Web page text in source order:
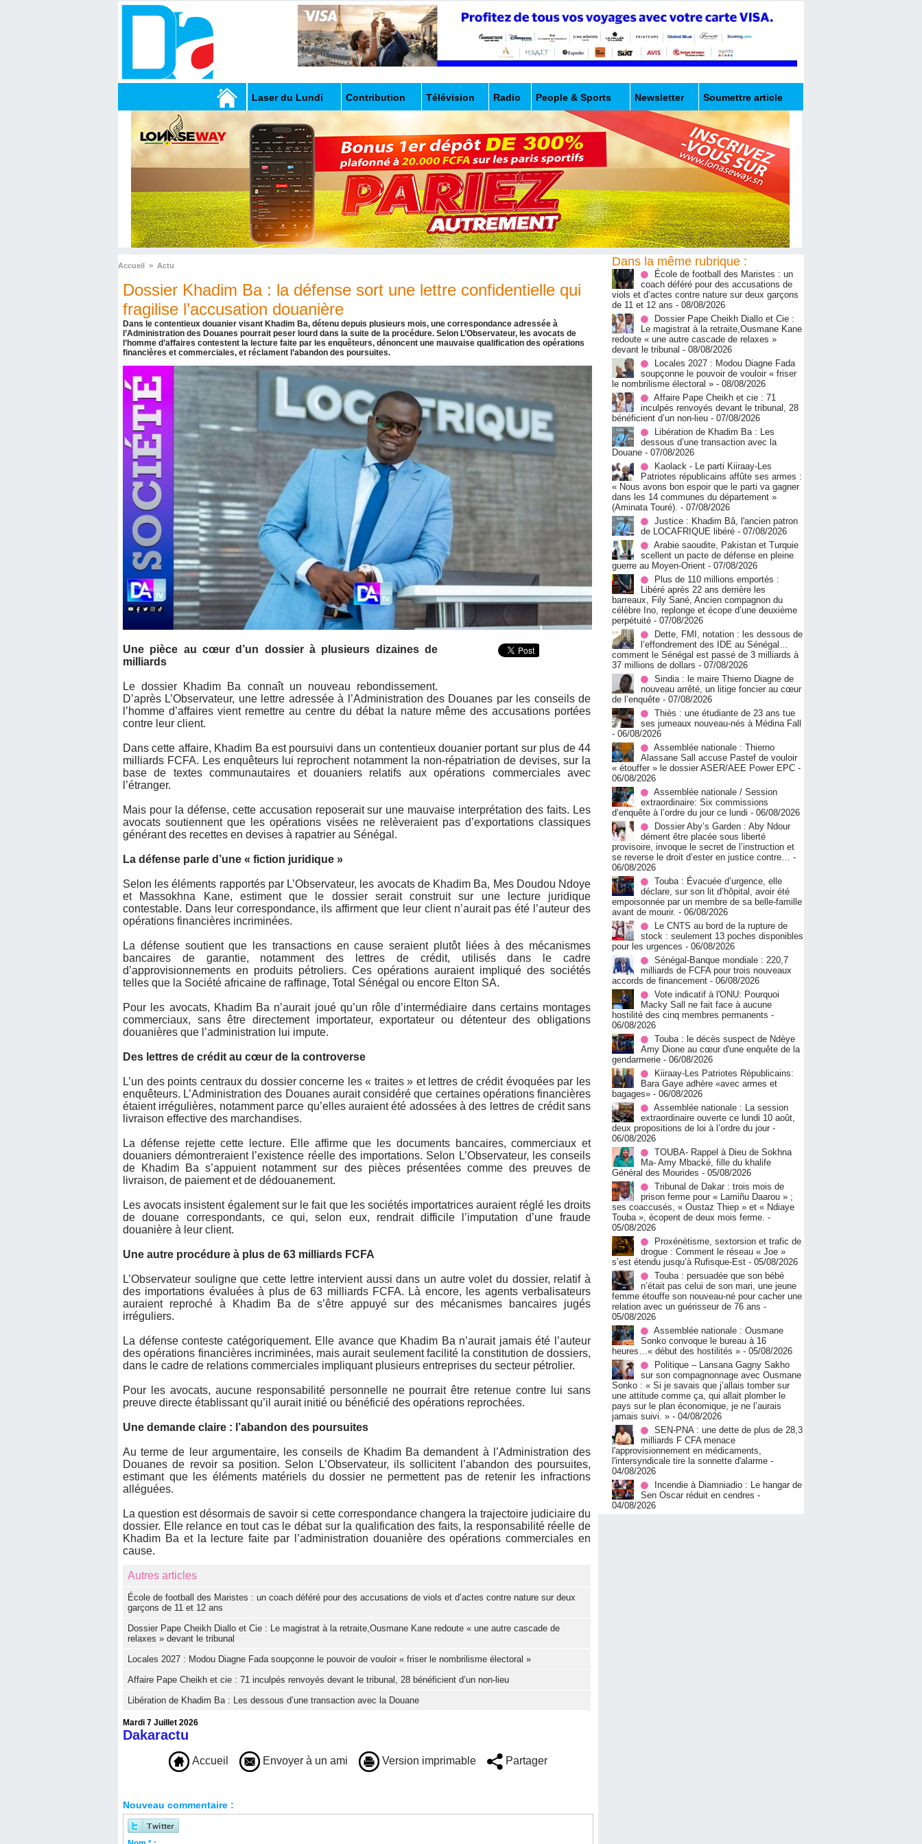
Laser du Lundi Contribution Télévision Radio People & Sports Newsletter Soumettre article
Accueil > Actu
Dossier Khadim Ba : la défense sort une lettre confidentielle qui
fragilise l’accusation douanière
Dans le contentieux douanier visant Khadim Ba, détenu depuis plusieurs mois, une correspondance adressée à
l’Administration des Douanes pourrait peser lourd dans la suite de la procédure. Selon L’Observateur, les avocats de
l’homme d’affaires contestent la lecture faite par les enquêteurs, dénoncent une mauvaise qualification des opérations
financières et commerciales, et réclament l’abandon des poursuites.
Une pièce au cœur d’un dossier à plusieurs dizaines de
milliards
Le dossier Khadim Ba connaît un nouveau rebondissement.
D’après L’Observateur, une lettre adressée à l’Administration des Douanes par les conseils de
l’homme d’affaires vient remettre au centre du débat la nature même des accusations portées
contre leur client.
Dans cette affaire, Khadim Ba est poursuivi dans un contentieux douanier portant sur plus de 44
milliards FCFA. Les enquêteurs lui reprochent notamment la non-répatriation de devises, sur la
base de textes communautaires et douaniers relatifs aux opérations commerciales avec
l’étranger.
Mais pour la défense, cette accusation reposerait sur une mauvaise interprétation des faits. Les
avocats soutiennent que les opérations visées ne relèveraient pas d’exportations classiques
générant des recettes en devises à rapatrier au Sénégal.
La défense parle d’une « fiction juridique »
Selon les éléments rapportés par L’Observateur, les avocats de Khadim Ba, Mes Doudou Ndoye
et Massokhna Kane, estiment que le dossier serait construit sur une lecture juridique
contestable. Dans leur correspondance, ils affirment que leur client n’aurait pas été l’auteur des
opérations financières incriminées.
La défense soutient que les transactions en cause seraient plutôt liées à des mécanismes
bancaires de garantie, notamment des lettres de crédit, utilisés dans le cadre
d’approvisionnements en produits pétroliers. Ces opérations auraient impliqué des sociétés
telles que la Société africaine de raffinage, Total Sénégal ou encore Elton SA.
Pour les avocats, Khadim Ba n’aurait joué qu’un rôle d’intermédiaire dans certains montages
commerciaux, sans être directement importateur, exportateur ou détenteur des obligations
douanières que l’administration lui impute.
Des lettres de crédit au cœur de la controverse
L’un des points centraux du dossier concerne les « traites » et lettres de crédit évoquées par les
enquêteurs. L’Administration des Douanes aurait considéré que certaines opérations financières
étaient irrégulières, notamment parce qu’elles auraient été adossées à des lettres de crédit sans
livraison effective des marchandises.
La défense rejette cette lecture. Elle affirme que les documents bancaires, commerciaux et
douaniers démontreraient l’existence réelle des importations. Selon L’Observateur, les conseils
de Khadim Ba s’appuient notamment sur des pièces présentées comme des preuves de
livraison, de paiement et de dédouanement.
Les avocats insistent également sur le fait que les sociétés importatrices auraient réglé les droits
de douane correspondants, ce qui, selon eux, rendrait difficile l’imputation d’une fraude
douanière à leur client.
Une autre procédure à plus de 63 milliards FCFA
L’Observateur souligne que cette lettre intervient aussi dans un autre volet du dossier, relatif à
des importations évaluées à plus de 63 milliards FCFA. Là encore, les agents verbalisateurs
auraient reproché à Khadim Ba de s’être appuyé sur des mécanismes bancaires jugés
irréguliers.
La défense conteste catégoriquement. Elle avance que Khadim Ba n’aurait jamais été l’auteur
des opérations financières incriminées, mais aurait seulement facilité la constitution de dossiers,
dans le cadre de relations commerciales impliquant plusieurs entreprises du secteur pétrolier.
Pour les avocats, aucune responsabilité personnelle ne pourrait être retenue contre lui sans
preuve directe établissant qu’il aurait initié ou bénéficié des opérations reprochées.
Une demande claire : l’abandon des poursuites
Au terme de leur argumentaire, les conseils de Khadim Ba demandent à l’Administration des
Douanes de revoir sa position. Selon L’Observateur, ils sollicitent l’abandon des poursuites,
estimant que les éléments matériels du dossier ne permettent pas de retenir les infractions
alléguées.
La question est désormais de savoir si cette correspondance changera la trajectoire judiciaire du
dossier. Elle relance en tout cas le débat sur la qualification des faits, la responsabilité réelle de
Khadim Ba et la lecture faite par l’administration douanière des opérations commerciales en
cause.
Autres articles
École de football des Maristes : un coach déféré pour des accusations de viols et d’actes contre nature sur deux
garçons de 11 et 12 ans
Dossier Pape Cheikh Diallo et Cie : Le magistrat à la retraite,Ousmane Kane redoute « une autre cascade de
relaxes » devant le tribunal
Locales 2027 : Modou Diagne Fada soupçonne le pouvoir de vouloir « friser le nombrilisme électoral »
Affaire Pape Cheikh et cie : 71 inculpés renvoyés devant le tribunal, 28 bénéficient d’un non-lieu
Libération de Khadim Ba : Les dessous d’une transaction avec la Douane
Mardi 7 Juillet 2026
Dakaractu
Accueil Envoyer à un ami Version imprimable Partager
Nouveau commentaire :
Dans la même rubrique :
École de football des Maristes : un
coach déféré pour des accusations de
viols et d’actes contre nature sur deux garçons
de 11 et 12 ans - 08/08/2026
Dossier Pape Cheikh Diallo et Cie :
Le magistrat à la retraite,Ousmane Kane
redoute « une autre cascade de relaxes »
devant le tribunal - 08/08/2026
Locales 2027 : Modou Diagne Fada
soupçonne le pouvoir de vouloir « friser
le nombrilisme électoral » - 08/08/2026
Affaire Pape Cheikh et cie : 71
inculpés renvoyés devant le tribunal, 28
bénéficient d’un non-lieu - 07/08/2026
Libération de Khadim Ba : Les
dessous d’une transaction avec la
Douane - 07/08/2026
Kaolack - Le parti Kiiraay-Les
Patriotes républicains affûte ses armes :
« Nous avons bon espoir que le parti va gagner
dans les 14 communes du département »
(Aminata Touré). - 07/08/2026
Justice : Khadim Bâ, l'ancien patron
de LOCAFRIQUE libéré - 07/08/2026
Arabie saoudite, Pakistan et Turquie
scellent un pacte de défense en pleine
guerre au Moyen-Orient - 07/08/2026
Plus de 110 millions emportés :
Libéré après 22 ans derrière les
barreaux, Fily Sané, Ancien compagnon du
célèbre Ino, replonge et écope d’une deuxième
perpétuité - 07/08/2026
Dette, FMI, notation : les dessous de
l’effondrement des IDE au Sénégal…
comment le Sénégal est passé de 3 milliards à
37 millions de dollars - 07/08/2026
Sindia : le maire Thierno Diagne de
nouveau arrêté, un litige foncier au cœur
de l’enquête - 07/08/2026
Thiès : une étudiante de 23 ans tue
ses jumeaux nouveau-nés à Médina Fall
- 06/08/2026
Assemblée nationale : Thierno
Alassane Sall accuse Pastef de vouloir
« étouffer » le dossier ASER/AEE Power EPC -
06/08/2026
Assemblée nationale / Session
extraordinaire: Six commissions
d’enquête à l’ordre du jour ce lundi - 06/08/2026
Dossier Aby’s Garden : Aby Ndour
dément être placée sous liberté
provisoire, invoque le secret de l’instruction et
se reverse le droit d’ester en justice contre… -
06/08/2026
Touba : Évacuée d’urgence, elle
déclare, sur son lit d’hôpital, avoir été
empoisonnée par un membre de sa belle-famille
avant de mourir. - 06/08/2026
Le CNTS au bord de la rupture de
stock : seulement 13 poches disponibles
pour les urgences - 06/08/2026
Sénégal-Banque mondiale : 220,7
milliards de FCFA pour trois nouveaux
accords de financement - 06/08/2026
Vote indicatif à l'ONU: Pourquoi
Macky Sall ne fait face à aucune
hostilité des cinq membres permanents -
06/08/2026
Touba : le décès suspect de Ndèye
Amy Dione au cœur d'une enquête de la
gendarmerie - 06/08/2026
Kiiraay-Les Patriotes Républicains:
Bara Gaye adhère «avec armes et
bagages» - 06/08/2026
Assemblée nationale : La session
extraordinaire ouverte ce lundi 10 août,
deux propositions de loi à l’ordre du jour -
06/08/2026
TOUBA- Rappel à Dieu de Sokhna
Ma- Amy Mbacké, fille du khalife
Général des Mourides - 05/08/2026
Tribunal de Dakar : trois mois de
prison ferme pour « Lamiñu Daarou » ;
ses coaccusés, « Oustaz Thiep » et « Ndiaye
Touba », écopent de deux mois ferme. -
05/08/2026
Proxénétisme, sextorsion et trafic de
drogue : Comment le réseau « Joe »
s’est étendu jusqu’à Rufisque-Est - 05/08/2026
Touba : persuadée que son bébé
n’était pas celui de son mari, une jeune
femme étouffe son nouveau-né pour cacher une
relation avec un guérisseur de 76 ans -
05/08/2026
Assemblée nationale : Ousmane
Sonko convoque le bureau à 16
heures…« début des hostilités » - 05/08/2026
Politique – Lansana Gagny Sakho
sur son compagnonnage avec Ousmane
Sonko : « Si je savais que j’allais tomber sur
une attitude comme ça, qui allait plomber le
pays sur le plan économique, je ne l’aurais
jamais suivi. » - 04/08/2026
SEN-PNA : une dette de plus de 28,3
milliards F CFA menace
l'approvisionnement en médicaments,
l'intersyndicale tire la sonnette d'alarme -
04/08/2026
Incendie à Diamniadio : Le hangar de
Sen Oscar réduit en cendres -
04/08/2026